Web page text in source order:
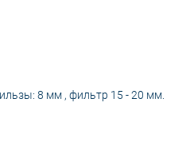
8 мм , фильтр 15 - 20 мм.